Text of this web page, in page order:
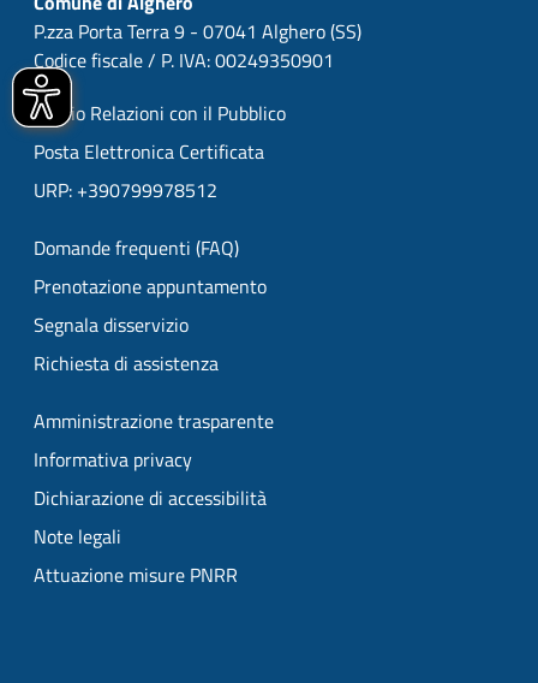
P.zza Porta Terra 9 - 07041 Alghero (SS)
Codice fiscale / P. IVA: 00249350901
Ufficio Relazioni con il Pubblico
Posta Elettronica Certificata
URP: +390799978512
Domande frequenti (FAQ)
Prenotazione appuntamento
Segnala disservizio
Richiesta di assistenza
Amministrazione trasparente
Informativa privacy
Dichiarazione di accessibilità
Note legali
Attuazione misure PNRR